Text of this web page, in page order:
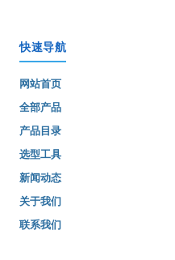
快速导航
网站首页
全部产品
产品目录
选型工具
新闻动态
关于我们
联系我们